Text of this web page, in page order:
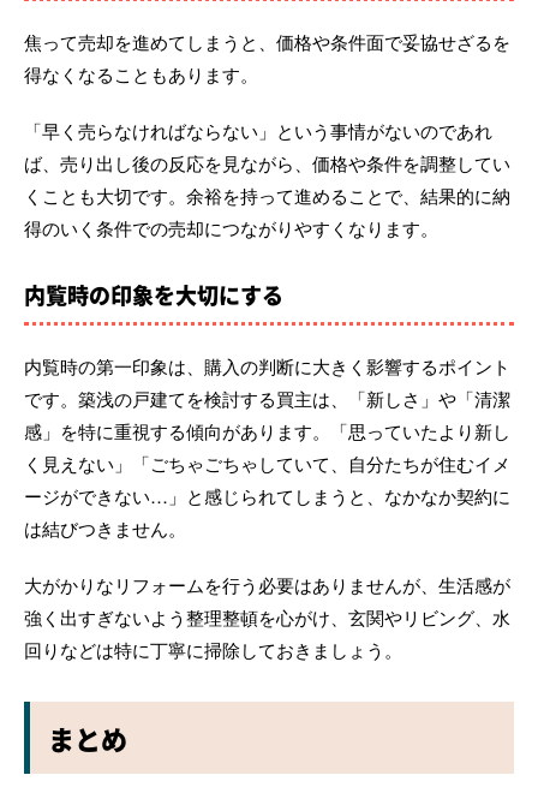
焦って売却を進めてしまうと、価格や条件面で妥協せざるを
得なくなることもあります。
「早く売らなければならない」という事情がないのであれ
ば、売り出し後の反応を見ながら、価格や条件を調整してい
くことも大切です。余裕を持って進めることで、結果的に納
得のいく条件での売却につながりやすくなります。
内覧時の印象を大切にする
内覧時の第一印象は、購入の判断に大きく影響するポイント
です。築浅の戸建てを検討する買主は、「新しさ」や「清潔
感」を特に重視する傾向があります。「思っていたより新し
く見えない」「ごちゃごちゃしていて、自分たちが住むイメ
ージができない…」と感じられてしまうと、なかなか契約に
は結びつきません。
大がかりなリフォームを行う必要はありませんが、生活感が
強く出すぎないよう整理整頓を心がけ、玄関やリビング、水
回りなどは特に丁寧に掃除しておきましょう。
まとめ